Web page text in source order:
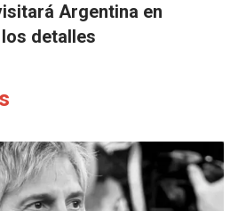
Argentina en
detalles